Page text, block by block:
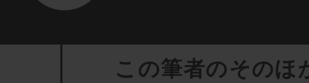
この筆者のそのほ